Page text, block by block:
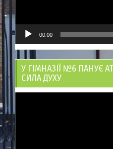
00:00
У ГІМНАЗІЇ №6 ПАНУЄ
СИЛА ДУХУ